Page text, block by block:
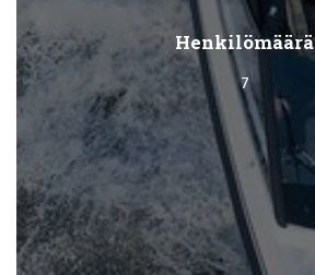
Henkilömäärä
7